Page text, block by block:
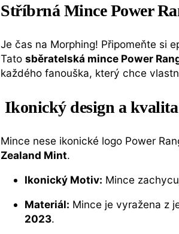
Stříbrná Mince Power
Je čas na Morphing! Připomeňte si
Tatosběratelská mince Power
každého fanouška, který chce
Ikonický design a
Mince nese ikonické logo Power
Zealand Mint.
Ikonický Motiv: Mince
Materiál: Mince je vyražena z
2023.